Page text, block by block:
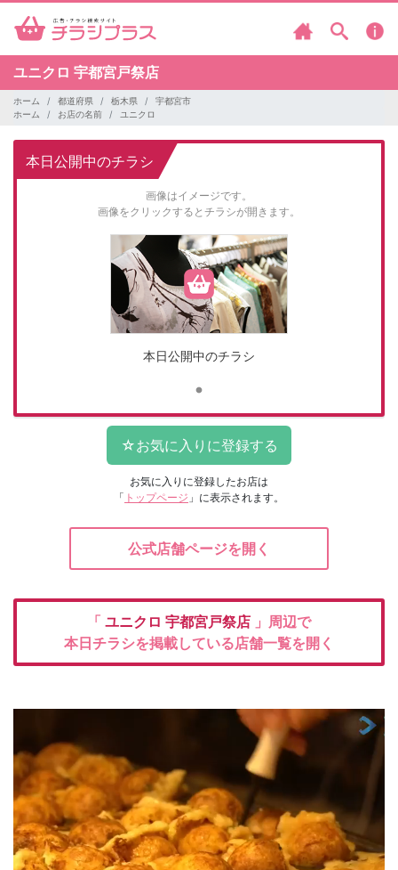
ユニクロ 宇都宮戸祭店
ホーム 都道府県 栃木県
宇都宮市
ホーム
お店の名前 ユニクロ
本日公開中のチラシ
画像はイメージです。
画像をクリックするとチラシが開きます。
本日公開中のチラシ
お気に入りに登録したお店は
「 トップページ 」に表示されます。
公式店舗ページを開く
「 ユニクロ 宇都宮戸祭店 」周辺で
本日チラシを掲載している店舗一覧を開く